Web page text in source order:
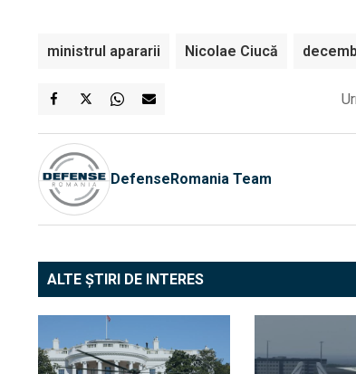
ministrul apararii Nicolae Ciucă
DefenseRomania Team
ALTE ȘTIRI DE INTERES